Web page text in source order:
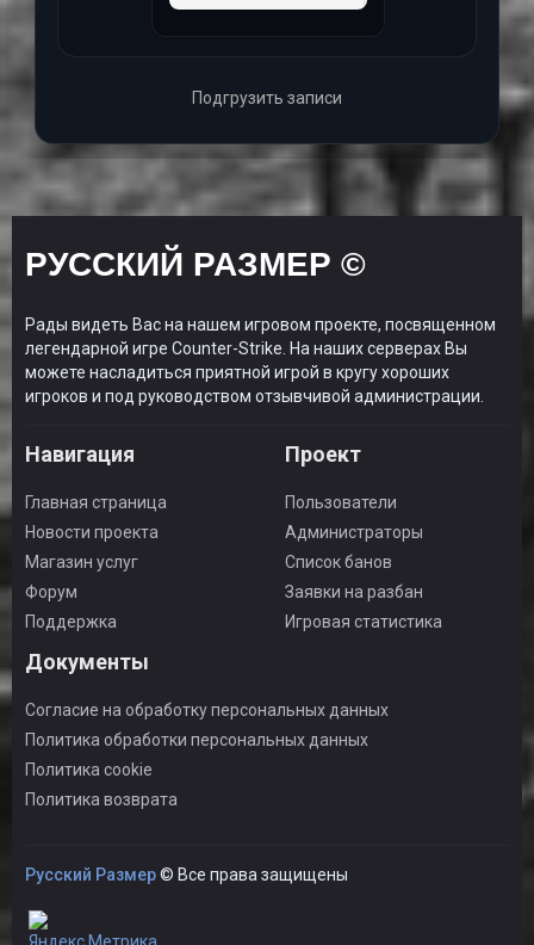
Подгрузить записи
РУССКИЙ РАЗМЕР ©
Рады видеть Вас на нашем игровом проекте, посвященном
легендарной игре Counter-Strike. На наших серверах Вы
можете насладиться приятной игрой в кругу хороших
игроков и под руководством отзывчивой администрации.
Навигация
Главная страница
Новости проекта
Магазин услуг
Форум
Поддержка
Проект
Пользователи
Администраторы
Список банов
Заявки на разбан
Игровая статистика
Документы
Согласие на обработку персональных данных
Политика обработки персональных данных
Политика cookie
Политика возврата
Русский Размер© Все права защищены